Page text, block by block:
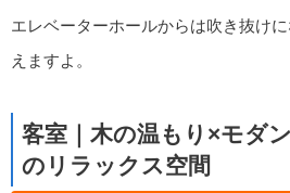
エレベーターホールからは吹き抜け
えますよ。
客室｜木の温もり×モダ
のリラックス空間